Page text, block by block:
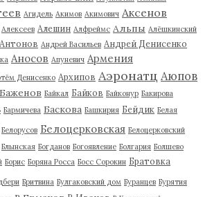
Агидель Акимов Акимович Аксенов
Алексеев Алешин Алфреймс Альпы Алёшкинский
Андрей Васильев Андрей Денисенко
Аносов Апуневич Армения
Денисенко Архипов Аэронатц Аюпов
Баженов Байкал Байков Байконур Бакирова
Бармичева Баскова Башкирия Бейдик Белая
Белорусов Белоцерковская Белоцерковский
Блынская Богданов Богоявление Болгария Болшево
Борис Боряна Росса Босс Сорокин Братовка
Бритвина Булгаковский дом Буранцев Бурятия